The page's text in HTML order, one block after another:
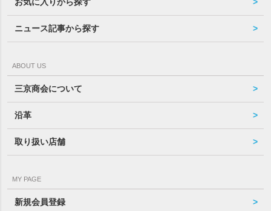
お気に入りから探す
ニュース記事から探す
ABOUT US
三京商会について
沿革
取り扱い店舗
MY PAGE
新規会員登録